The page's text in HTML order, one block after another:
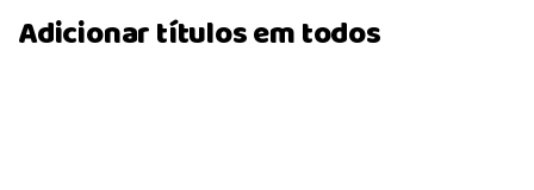
Adicionar títulos em todos